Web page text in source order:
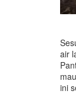
air
ini